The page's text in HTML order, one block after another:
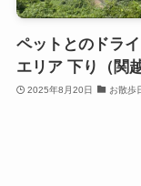
ペットとのドラ
エリア 下り（関
2025年8月20日 お散歩